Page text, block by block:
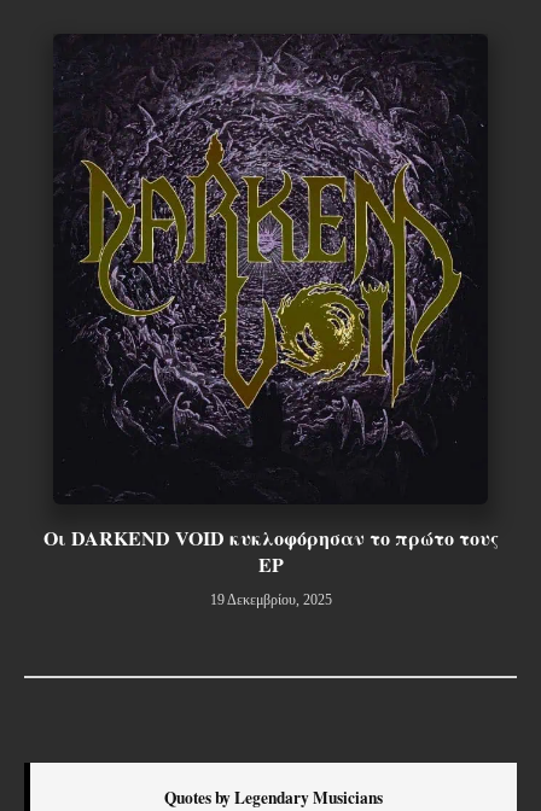
Οι DARKEND VOID κυκλοφόρησαν το πρώτο τους
EP
19 Δεκεμβρίου, 2025
Quotes by Legendary Musicians